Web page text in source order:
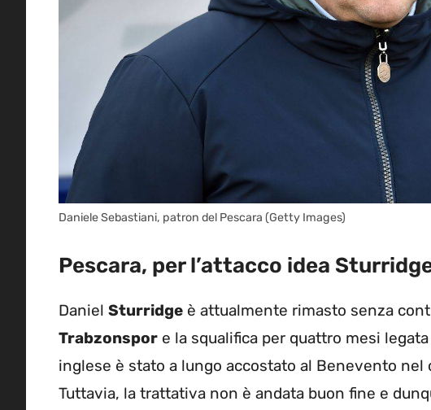
Daniele Sebastiani, patron del Pescara (Getty Images)
Pescara, per l’attacco idea
Daniel Sturridge è attualmente rimasto senza
Trabzonspor e la squalifica per quattro mesi
inglese è stato a lungo accostato al Benevento
Tuttavia, la trattativa non è andata buon fine e